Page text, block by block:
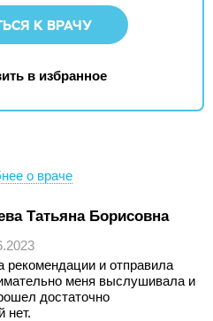
К ВРАЧУ
в избранное
о враче
Татьяна Борисовна
рекомендации и отправила
меня выслушивала и
достаточно
нет.